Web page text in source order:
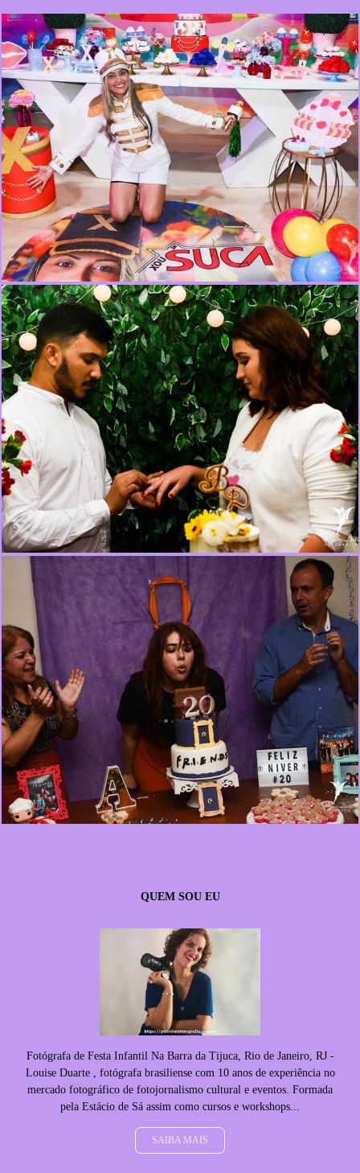
2588 2
810 0
3514 6
QUEM SOU EU
Fotógrafa de Festa Infantil Na Barra da Tijuca, Rio de Janeiro, RJ -
Louise Duarte , fotógrafa brasiliense com 10 anos de experiência no
mercado fotográfico de fotojornalismo cultural e eventos. Formada
pela Estácio de Sá assim como cursos e workshops...
SAIBA MAIS